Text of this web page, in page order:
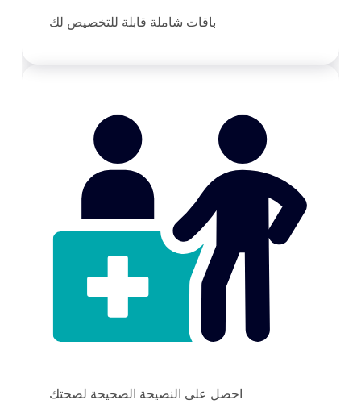
باقات شاملة قابلة للتخصيص لك
احصل على النصيحة الصحيحة لصحتك